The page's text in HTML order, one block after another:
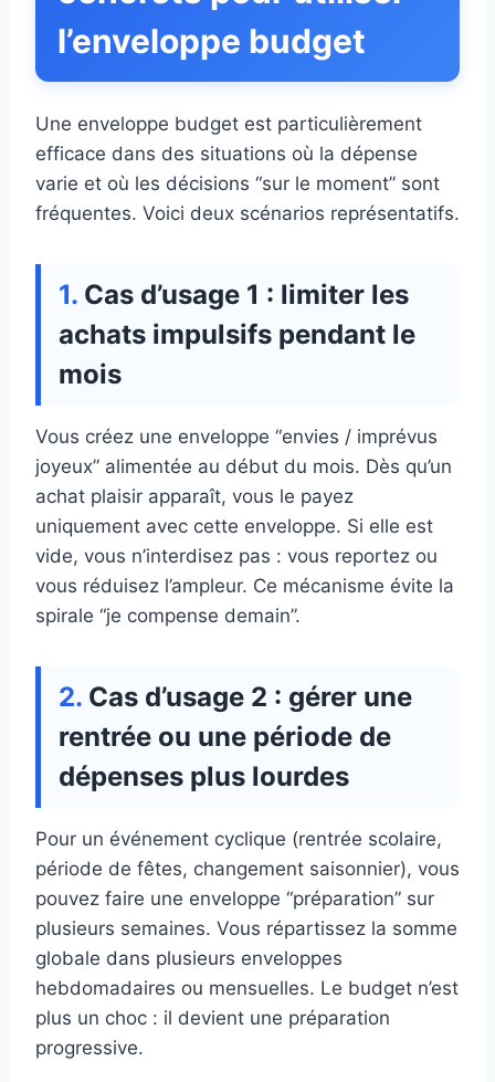
l’enveloppe budget
Une enveloppe budget est particulièrement
efficace dans des situations où la dépense
varie et où les décisions “sur le moment” sont
fréquentes. Voici deux scénarios représentatifs.
Cas d’usage 1 : limiter les
achats impulsifs pendant le
mois
Vous créez une enveloppe “envies / imprévus
joyeux” alimentée au début du mois. Dès qu’un
achat plaisir apparaît, vous le payez
uniquement avec cette enveloppe. Si elle est
vide, vous n’interdisez pas : vous reportez ou
vous réduisez l’ampleur. Ce mécanisme évite la
spirale “je compense demain”.
Cas d’usage 2 : gérer une
rentrée ou une période de
dépenses plus lourdes
Pour un événement cyclique (rentrée scolaire,
période de fêtes, changement saisonnier), vous
pouvez faire une enveloppe “préparation” sur
plusieurs semaines. Vous répartissez la somme
globale dans plusieurs enveloppes
hebdomadaires ou mensuelles. Le budget n’est
plus un choc : il devient une préparation
progressive.